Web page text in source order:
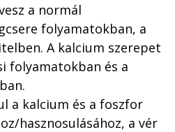
a normál
folyamatokban, a
A kalcium szerepet
folyamatokban és a
a kalcium és a foszfor
hasznosulásához, a vér